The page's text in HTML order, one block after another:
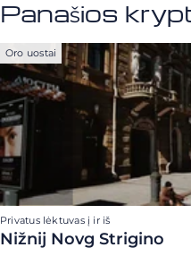
Panašios
Oro uostai
Privatus lėktuvas į ir iš
Nižnij Novg Strigino